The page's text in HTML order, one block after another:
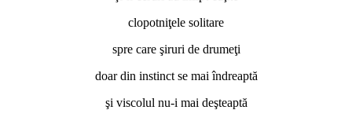
clopotniţele solitare
spre care şiruri de drumeţi
doar din instinct se mai îndreaptă
şi viscolul nu-i mai deşteaptă